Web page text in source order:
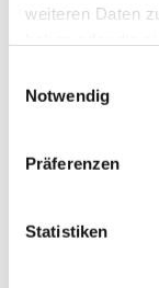
weiteren Daten
Notwendig
Präferenzen
Statistiken